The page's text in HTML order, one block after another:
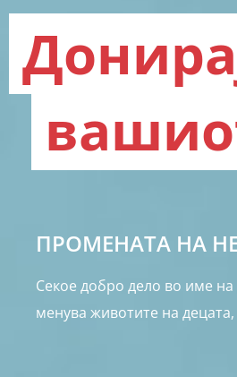
ПРОМЕНАТА НА
Секое добро дело во име
менува животите на